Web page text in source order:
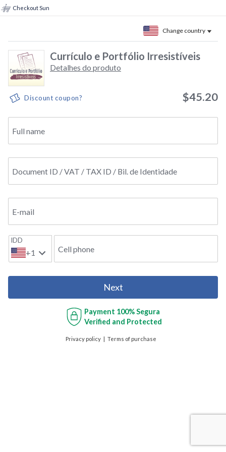
Checkout Sun
Change country
Currículo e Portfólio Irresistíveis
Detalhes do produto
Discount coupon? $45.20
Full name
Document ID / VAT / TAX ID / Bil. de Identidade
E-mail
IDD
+1 Cell phone
Next
Payment 100% Segura
Verified and Protected
Privacy policy Terms of purchase